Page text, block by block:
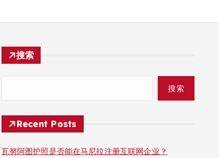
搜索
搜索
Recent Posts
瓦努阿图护照是否能在马尼拉注册互联网企业？